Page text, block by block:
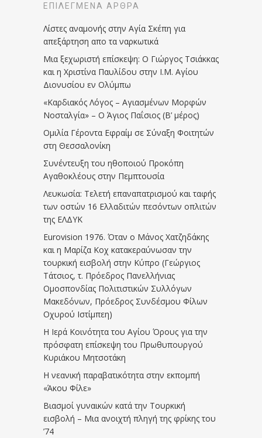
ΕΠΙΛΕΓΜΈΝΑ ΆΡΘΡΑ
Λίστες αναμονής στην Αγία Σκέπη για
απεξάρτηση απο τα ναρκωτικά
Μια ξεχωριστή επίσκεψη: Ο Γιώργος Τσιάκκας
και η Χριστίνα Παυλίδου στην Ι.Μ. Αγίου
Διονυσίου εν Ολύμπω
«Καρδιακός Λόγος – Αγιασμένων Μορφών
Νοσταλγία» – Ο Άγιος Παΐσιος (Β’ μέρος)
Ομιλία Γέροντα Εφραίμ σε Σύναξη Φοιτητών
στη Θεσσαλονίκη
Συνέντευξη του ηθοποιού Προκόπη
Αγαθοκλέους στην Πεμπτουσία
Λευκωσία: Τελετή επαναπατρισμού και ταφής
των οστών 16 Ελλαδιτών πεσόντων οπλιτών
της ΕΛΔΥΚ
Eurovision 1976. Όταν ο Μάνος Χατζηδάκης
και η Μαρίζα Κοχ κατακεραύνωσαν την
τουρκική εισβολή στην Κύπρο (Γεώργιος
Τάτσιος, τ. Πρόεδρος Πανελλήνιας
Ομοσπονδίας Πολιτιστικών Συλλόγων
Μακεδόνων, Πρόεδρος Συνδέσμου Φίλων
Οχυρού Ιστίμπεη)
Η Ιερά Κοινότητα του Αγίου Όρους για την
πρόσφατη επίσκεψη του Πρωθυπουργού
Κυριάκου Μητσοτάκη
Η νεανική παραβατικότητα στην εκπομπή
«Άκου Φίλε»
Βιασμοί γυναικών κατά την Τουρκική
εισβολή – Μια ανοιχτή πληγή της φρίκης του
’74